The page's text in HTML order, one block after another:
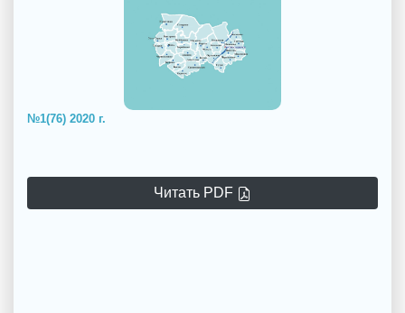
№1(76) 2020 г.
Читать PDF